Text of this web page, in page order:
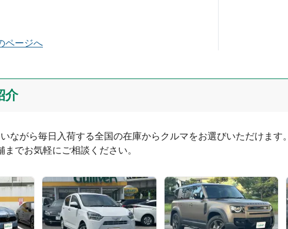
ページへ
介
ながら毎日入荷する全国の在庫からクルマをお選びいただけます。
でお気軽にご相談ください。